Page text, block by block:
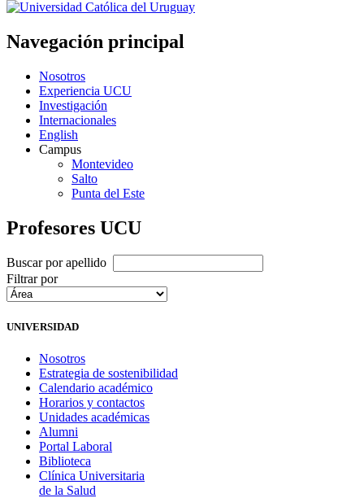
Navegación principal
Nosotros
Experiencia UCU
Investigación
Internacionales
English
Campus
Montevideo
Salto
Punta del Este
Profesores UCU
Buscar por apellido
Filtrar por
UNIVERSIDAD
Nosotros
Estrategia de sostenibilidad
Calendario académico
Horarios y contactos
Unidades académicas
Alumni
Portal Laboral
Biblioteca
Clínica Universitaria
de la Salud